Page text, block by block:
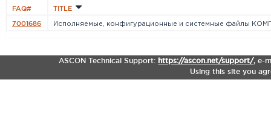
FAQ# TITLE
7001686 Исполняемые, конфигурационные и системные файлы
ASCON Technical Support: https://ascon.net/support/, e-
Using this site you